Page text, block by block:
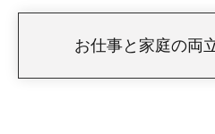
お仕事と家庭の両